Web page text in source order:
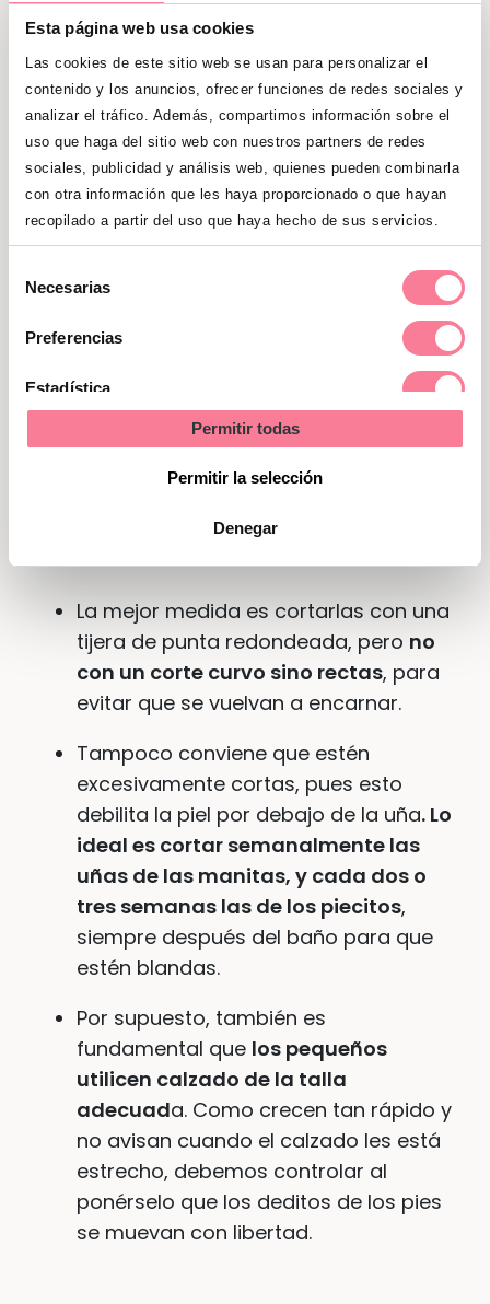
Esta página web usa cookies
Las cookies de este sitio web se usan para personalizar el
contenido y los anuncios, ofrecer funciones de redes sociales y
analizar el tráfico. Además, compartimos información sobre el
uso que haga del sitio web con nuestros partners de redes
sociales, publicidad y análisis web, quienes pueden combinarla
con otra información que les haya proporcionado o que hayan
recopilado a partir del uso que haya hecho de sus servicios.
Necesarias
Preferencias
Estadística
Permitir todas
Permitir la selección
Denegar
pus abundante o si junto con la uña
encarnada aparece fiebre, es preferible
consultar con el pediatra, pues podría
tratarse de una infección.El profesional
indicará el tratamiento a seguir: a veces
alcanza con un antibiótico de uso local
pero si hay fiebre o si el enrojecimiento se
extiende más allá de la zona de la uña,
puede ser necesario un tratamiento más
fuerte.En casos extremos de uñas
encarnadas, puede ser necesaria una
cirugía con anestesia local para extraerla.
Cómo evitar las uñas
encarnadas en bebés
¿Cómo evitar que se leencarnen las uñas
La mejor medida es cortarlas con una
tijera de punta redondeada, pero no
con un corte curvo sino rectas, para
evitar que se vuelvan a encarnar.
Tampoco conviene que estén
excesivamente cortas, pues esto
debilita la piel por debajo de la uña. Lo
ideal es cortar semanalmente las
uñas de las manitas, y cada dos o
tres semanas las de los piecitos,
siempre después del baño para que
estén blandas.
Por supuesto, también es
fundamental que los pequeños
utilicen calzado de la talla
adecuada. Como crecen tan rápido y
no avisan cuando el calzado les está
estrecho, debemos controlar al
ponérselo que los deditos de los pies
se muevan con libertad.